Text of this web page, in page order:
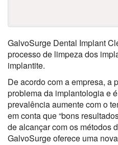
GalvoSurge Dental Implant
processo de limpeza dos
implantite.
De acordo com a empresa, a
problema da implantologia e
prevalência aumente com o
em conta que “bons
de alcançar com os métodos
GalvoSurge oferece uma